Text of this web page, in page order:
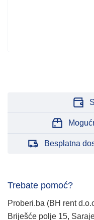
Besplatna
Trebate pomoć?
Proberi.ba (BH rent
Briješće polje 15,